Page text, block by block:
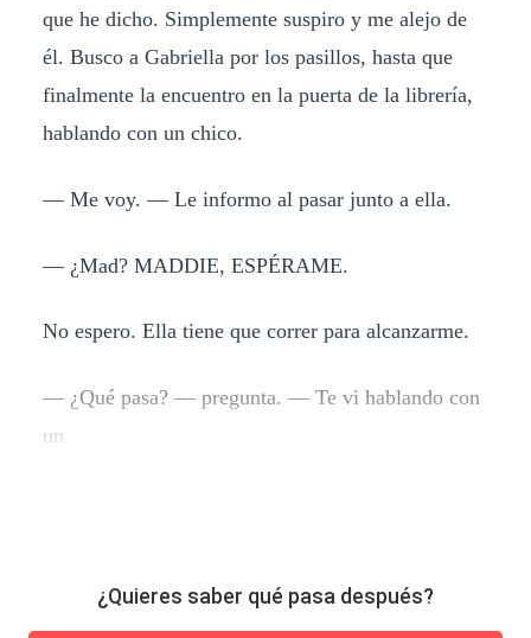
que he dicho. Simplemente suspiro y me alejo de
él. Busco a Gabriella por los pasillos, hasta que
finalmente la encuentro en la puerta de la librería,
hablando con un chico.
— Me voy. — Le informo al pasar junto a ella.
— ¿Mad? MADDIE, ESPÉRAME.
No espero. Ella tiene que correr para alcanzarme.
— ¿Qué pasa? — pregunta. — Te vi hablando con
un
¿Quieres saber qué pasa después?